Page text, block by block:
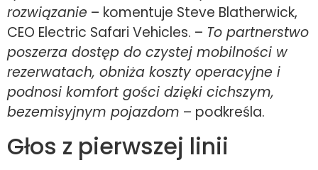
rozwiązanie – komentuje Steve Blatherwick,
CEO Electric Safari Vehicles. – To partnerstwo
poszerza dostęp do czystej mobilności w
rezerwatach, obniża koszty operacyjne i
podnosi komfort gości dzięki cichszym,
bezemisyjnym pojazdom – podkreśla.
Głos z pierwszej linii